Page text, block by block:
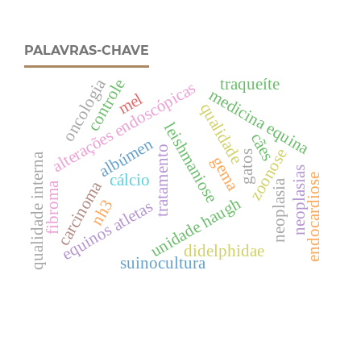
PALAVRAS-CHAVE
gatos
leishmaniose
tratamento zoonose
alterações endoscópicasmedicina equina
equinos atletas
albúmen gema
qualidade interna unidade haugh
carcinoma
cães
neoplasia
oncologia
didelphidae
qualidade
controle
suinocultura
fibroma neoplasias
cálcio endocardiose
nh3
traqueíte
mel